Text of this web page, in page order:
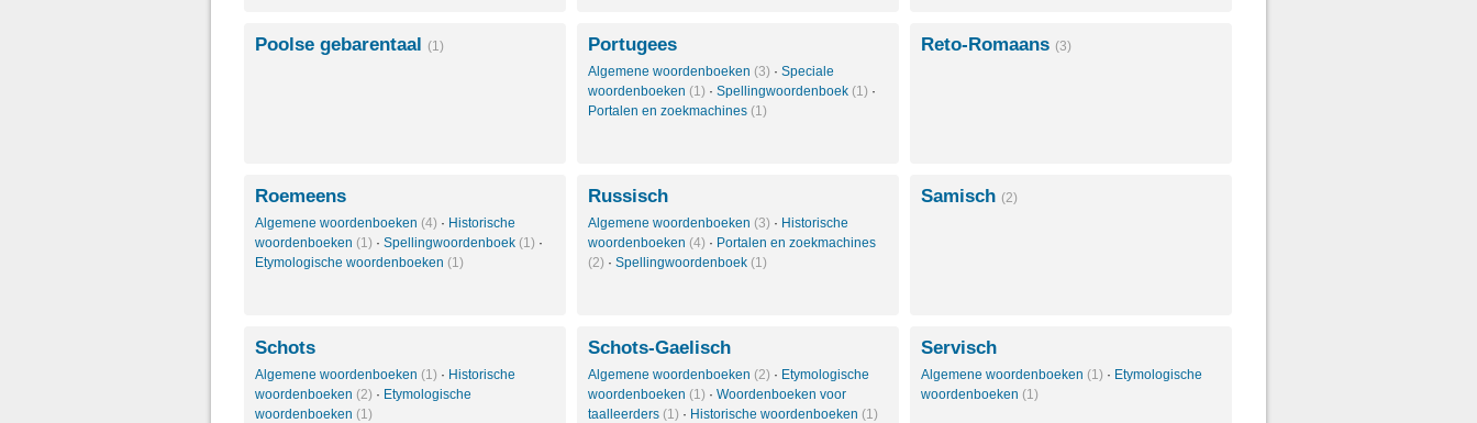
Poolse gebarentaal (1) Portugees
Algemene woordenboeken (3) · Speciale
woordenboeken (1) · Spellingwoordenboek (1) ·
Portalen en zoekmachines (1)
Reto-Romaans (3)
Roemeens
Algemene woordenboeken (4) · Historische
woordenboeken (1) · Spellingwoordenboek (1) ·
Etymologische woordenboeken (1)
Russisch
Algemene woordenboeken (3) · Historische
woordenboeken (4) · Portalen en zoekmachines
(2) · Spellingwoordenboek (1)
Samisch (2)
Schots
Algemene woordenboeken (1) · Historische
woordenboeken (2) · Etymologische
woordenboeken (1)
Schots-Gaelisch
Algemene woordenboeken (2) · Etymologische
woordenboeken (1) · Woordenboeken voor
taalleerders (1) · Historische woordenboeken (1)
Servisch
Algemene woordenboeken (1) · Etymologische
woordenboeken (1)